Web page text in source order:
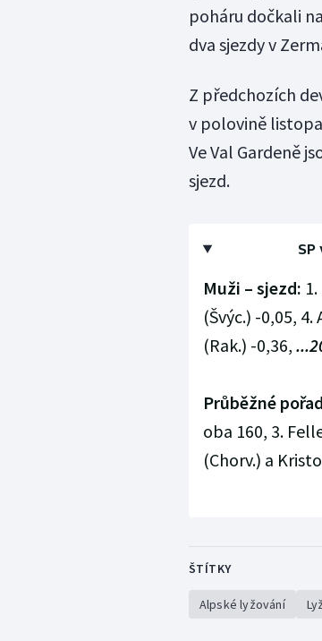
poháru dočkali
dva sjezdy v
Z předchozích
v polovině
Ve Val Gardeně
sjezd.
Muži – sjezd:
(Švýc.) -0,05,
(Rak.) -0,36,
Průběžné
oba 160, 3.
(Chorv.) a
ŠTÍTKY
Alpské lyžování